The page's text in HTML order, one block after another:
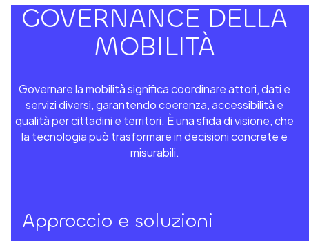
GOVERNANCE DELLA
MOBILITÀ
Governare la mobilità significa coordinare attori, dati e
servizi diversi, garantendo coerenza, accessibilità e
qualità per cittadini e territori. È una sfida di visione, che
la tecnologia può trasformare in decisioni concrete e
misurabili.
Approccio e soluzioni